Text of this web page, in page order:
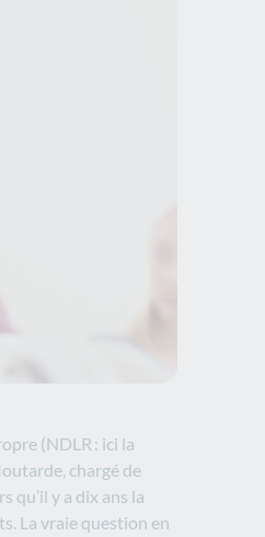
(NDLR : ici la
chargé de
qu’il y a dix ans la
La vraie question en